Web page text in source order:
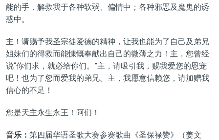
能的手，解救我于各种软弱、偏情中；各种邪恶及魔鬼的诱
惑中。
主！请赐予我圣宗徒爱德的精神，让我也能为了自己及弟兄
姐妹们的得救而能慷慨奉献出自己的微薄之力！主，您曾经
说“你们求，就必给你们。 ”主，请吸引我，赐我爱您的恩宠
吧！也为了您而爱我的弟兄。主，我愿意信赖您，请加赠我
信心的不足！
您是天主永生永王！阿们！
音乐： 第四届华语圣歌大赛参赛歌曲《圣保禄赞》（姜文